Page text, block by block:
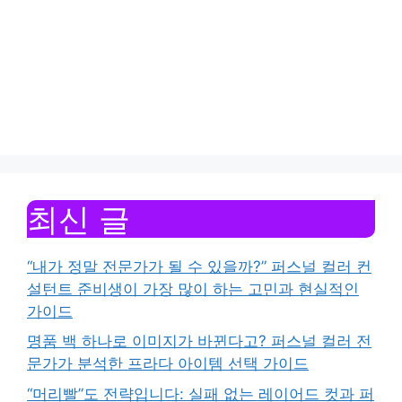
최신 글
“내가 정말 전문가가 될 수 있을까?” 퍼스널 컬러 컨
설턴트 준비생이 가장 많이 하는 고민과 현실적인
가이드
명품 백 하나로 이미지가 바뀐다고? 퍼스널 컬러 전
문가가 분석한 프라다 아이템 선택 가이드
“머리빨”도 전략입니다: 실패 없는 레이어드 컷과 퍼